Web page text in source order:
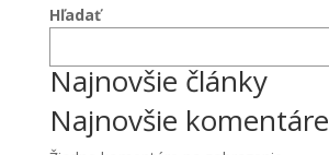
Hľadať
Najnovšie články
Najnovšie komentáre